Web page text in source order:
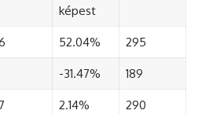
képest
52.04% 295
-31.47% 189
2.14% 290